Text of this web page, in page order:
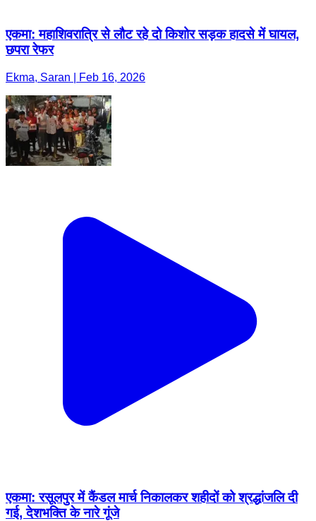
एकमा: महाशिवरात्रि से लौट रहे दो किशोर सड़क हादसे में घायल,
छपरा रेफर
Ekma, Saran | Feb 16, 2026
एकमा: रसूलपुर में कैंडल मार्च निकालकर शहीदों को श्रद्धांजलि दी
गई, देशभक्ति के नारे गूंजे